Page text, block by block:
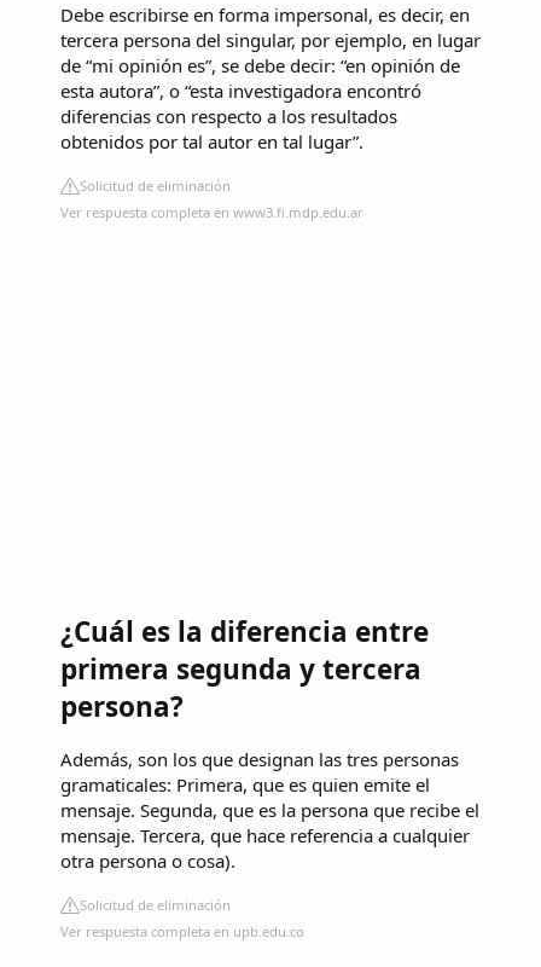
Debe escribirse en forma impersonal, es decir, en
tercera persona del singular, por ejemplo, en lugar
de “mi opinión es”, se debe decir: “en opinión de
esta autora”, o “esta investigadora encontró
diferencias con respecto a los resultados
obtenidos por tal autor en tal lugar”.
Solicitud de eliminación
Ver respuesta completa en www3.fi.mdp.edu.ar
¿Cuál es la diferencia entre
primera segunda y tercera
persona?
Además, son los que designan las tres personas
gramaticales: Primera, que es quien emite el
mensaje. Segunda, que es la persona que recibe el
mensaje. Tercera, que hace referencia a cualquier
otra persona o cosa).
Solicitud de eliminación
Ver respuesta completa en upb.edu.co